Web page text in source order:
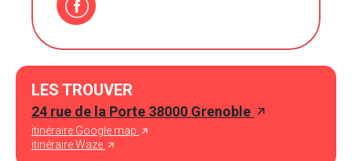
LES TROUVER
24 rue de la Porte 38000 Grenoble
itinéraire Google map
itinéraire Waze